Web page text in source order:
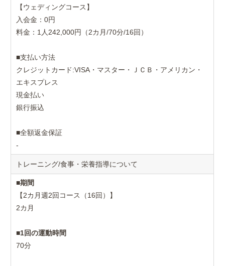
【ウェディングコース】
入会金：0円
料金：1人242,000円（2カ月/70分/16回）
■支払い方法
クレジットカード:VISA・マスター・ＪＣＢ・アメリカン・
エキスプレス
現金払い
銀行振込
■全額返金保証
-
トレーニング/食事・栄養指導について
■期間
【2カ月週2回コース（16回）】
2カ月
■1回の運動時間
70分